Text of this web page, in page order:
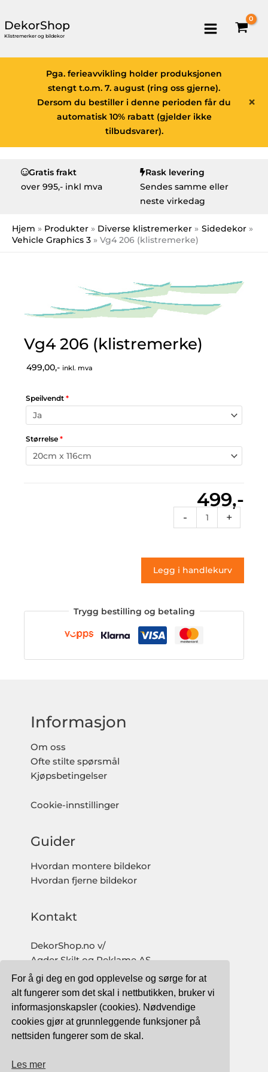
For å gi deg en god opplevelse og sørge for at
alt fungerer som det skal i nettbutikken, bruker vi
informasjonskapsler (cookies). Nødvendige
cookies gjør at grunnleggende funksjoner på
nettsiden fungerer som de skal.
Les mer
DekorShop
Klistremerker og bildekor
×
Pga. ferieavvikling holder produksjonen
stengt t.o.m. 7. august (ring oss gjerne).
Dersom du bestiller i denne perioden får du
automatisk 10% rabatt (gjelder ikke
tilbudsvarer).
Gratis frakt
over 995,- inkl mva
Rask levering
Sendes samme eller
neste virkedag
Hjem Produkter Diverse klistremerker
Sidedekor
Vehicle Graphics 3
Vg4 206 (klistremerke)
Vg4 206 (klistremerke)
499,00,- inkl. mva
Speilvendt *
Størrelse *
499,-
-
206
antall
+
Legg i handlekurv
Trygg bestilling og betaling
Informasjon
Om oss
Ofte stilte spørsmål
Kjøpsbetingelser
Cookie-innstillinger
Guider
Hvordan montere bildekor
Hvordan fjerne bildekor
Kontakt
DekorShop.no v/
Agder Skilt og Reklame AS
Org. nr: 997 633 016 MVA
salg@dekorshop.no
Tlf: 959 32 123
09.00 - 16.00